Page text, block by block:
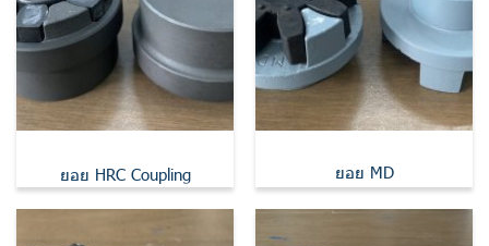
ยอย HRC Coupling ยอย MD